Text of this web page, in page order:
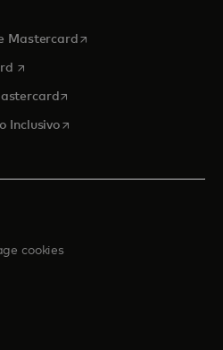
pestaña nueva
Mastercardse abre en una pestaña
se abre en una pestaña nueva
se abre en una pestaña
Inclusivose abre en una pestaña
cookies